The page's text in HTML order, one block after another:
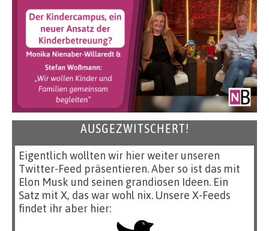
AUSGEZWITSCHERT!
Eigentlich wollten wir hier weiter unseren
Twitter-Feed präsentieren. Aber so ist das mit
Elon Musk und seinen grandiosen Ideen. Ein
Satz mit X, das war wohl nix. Unsere X-Feeds
findet ihr aber hier: